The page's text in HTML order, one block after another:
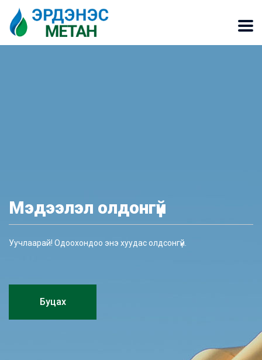
Мэдээлэл олдонгүй
Уучлаарай! Одоохондоо энэ хуудас олдсонгүй.
Буцах